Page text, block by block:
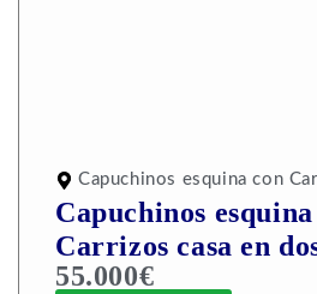
Capuchinos esquina con
Capuchinos
Carrizos casa en
55.000€